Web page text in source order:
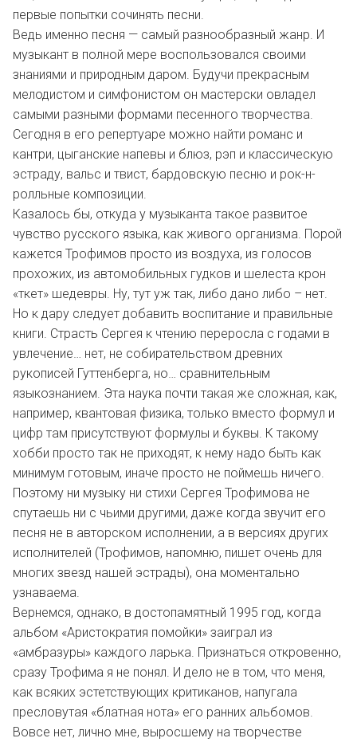
первые попытки сочинять песни.
Ведь именно песня — самый разнообразный жанр. И
музыкант в полной мере воспользовался своими
знаниями и природным даром. Будучи прекрасным
мелодистом и симфонистом он мастерски овладел
самыми разными формами песенного творчества.
Сегодня в его репертуаре можно найти романс и
кантри, цыганские напевы и блюз, рэп и классическую
эстраду, вальс и твист, бардовскую песню и рок-н-
ролльные композиции.
Казалось бы, откуда у музыканта такое развитое
чувство русского языка, как живого организма. Порой
кажется Трофимов просто из воздуха, из голосов
прохожих, из автомобильных гудков и шелеста крон
«ткет» шедевры. Ну, тут уж так, либо дано либо – нет.
Но к дару следует добавить воспитание и правильные
книги. Страсть Сергея к чтению переросла с годами в
увлечение… нет, не собирательством древних
рукописей Гуттенберга, но… сравнительным
языкознанием. Эта наука почти такая же сложная, как,
например, квантовая физика, только вместо формул и
цифр там присутствуют формулы и буквы. К такому
хобби просто так не приходят, к нему надо быть как
минимум готовым, иначе просто не поймешь ничего.
Поэтому ни музыку ни стихи Сергея Трофимова не
спутаешь ни с чьими другими, даже когда звучит его
песня не в авторском исполнении, а в версиях других
исполнителей (Трофимов, напомню, пишет очень для
многих звезд нашей эстрады), она моментально
узнаваема.
Вернемся, однако, в достопамятный 1995 год, когда
альбом «Аристократия помойки» заиграл из
«амбразуры» каждого ларька. Признаться откровенно,
сразу Трофима я не понял. И дело не в том, что меня,
как всяких эстетствующих критиканов, напугала
пресловутая «блатная нота» его ранних альбомов.
Вовсе нет, лично мне, выросшему на творчестве